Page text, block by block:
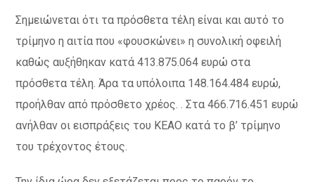
Σημειώνεται ότι τα πρόσθετα τέλη είναι και αυτό το
τρίμηνο η αιτία που «φουσκώνει» η συνολική οφειλή
καθώς αυξήθηκαν κατά 413.875.064 ευρώ στα
πρόσθετα τέλη. Άρα τα υπόλοιπα 148.164.484 ευρώ,
προήλθαν από πρόσθετο χρέος. . Στα 466.716.451 ευρώ
ανήλθαν οι εισπράξεις του ΚΕΑΟ κατά το β’ τρίμηνο
του τρέχοντος έτους.